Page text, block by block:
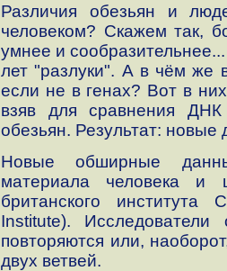
Различия обезьян и
человеком? Скажем так,
умнее и
лет "разлуки". А в чём же
если не в генах? Вот в
взяв для сравнения ДНК
обезьян. Результат: новые
Новые обширные
материала человека и
британского института
Institute).
повторяются или,
двух ветвей.